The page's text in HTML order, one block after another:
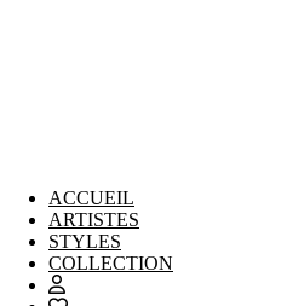
ACCUEIL
ARTISTES
STYLES
COLLECTION